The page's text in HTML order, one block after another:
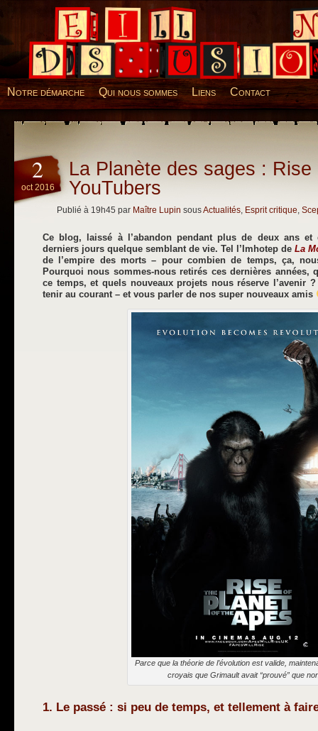
Desillusions
Notre démarche Qui nous sommes Liens Contact
2
oct 2016
La Planète des sages : Rise
YouTubers
Publié à 19h45 par Maître Lupin sousActualités, Esprit critique,
Ce blog, laissé à l’abandon pendant plus de deux ans et
derniers jours quelque semblant de vie. Tel l’Imhotep de La
de l’empire des morts – pour combien de temps, ça,
Pourquoi nous sommes-nous retirés ces dernières années,
ce temps, et quels nouveaux projets nous réserve l’avenir
tenir au courant – et vous parler de nos super nouveaux amis
Parce que la théorie de l’évolution est valide,
croyais que Grimault avait “prouvé” que
1. Le passé : si peu de temps, et tellement à